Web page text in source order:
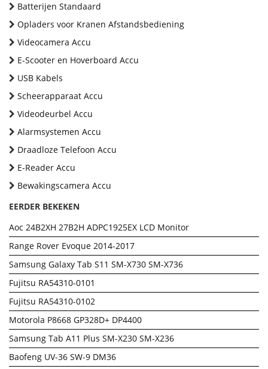
Batterijen Standaard
Opladers voor Kranen Afstandsbediening
Videocamera Accu
E-Scooter en Hoverboard Accu
USB Kabels
Scheerapparaat Accu
Videodeurbel Accu
Alarmsystemen Accu
Draadloze Telefoon Accu
E-Reader Accu
Bewakingscamera Accu
EERDER BEKEKEN
Aoc 24B2XH 27B2H ADPC1925EX LCD Monitor
Range Rover Evoque 2014-2017
Samsung Galaxy Tab S11 SM-X730 SM-X736
Fujitsu RA54310-0101
Fujitsu RA54310-0102
Motorola P8668 GP328D+ DP4400
Samsung Tab A11 Plus SM-X230 SM-X236
Baofeng UV-36 SW-9 DM36